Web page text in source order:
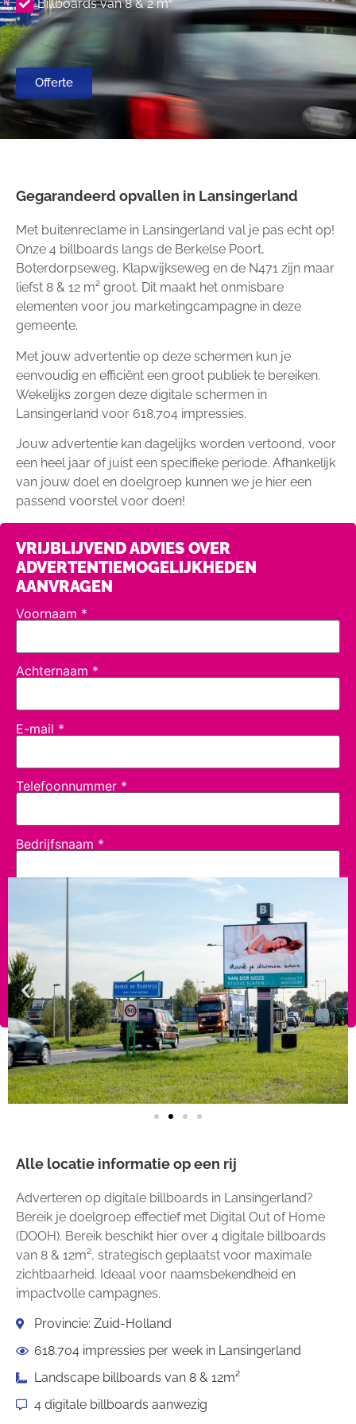
Billboards van 8 & 2 m²
Offerte
Gegarandeerd opvallen in Lansingerland
Met buitenreclame in Lansingerland val je pas echt op!
Onze 4 billboards langs de Berkelse Poort,
Boterdorpseweg, Klapwijkseweg en de N471 zijn maar
liefst 8 & 12 m² groot. Dit maakt het onmisbare
elementen voor jou marketingcampagne in deze
gemeente.
Met jouw advertentie op deze schermen kun je
eenvoudig en efficiënt een groot publiek te bereiken.
Wekelijks zorgen deze digitale schermen in
Lansingerland voor 618.704 impressies.
Jouw advertentie kan dagelijks worden vertoond, voor
een heel jaar of juist een specifieke periode. Afhankelijk
van jouw doel en doelgroep kunnen we je hier een
passend voorstel voor doen!
VRIJBLIJVEND ADVIES OVER
ADVERTENTIEMOGELIJKHEDEN
AANVRAGEN
Voornaam *
Achternaam *
E-mail *
Telefoonnummer *
Bedrijfsnaam *
Alle locatie informatie op een rij
Adverteren op digitale billboards in Lansingerland?
Bereik je doelgroep effectief met Digital Out of Home
(DOOH). Bereik beschikt hier over 4 digitale billboards
van 8 & 12m², strategisch geplaatst voor maximale
zichtbaarheid. Ideaal voor naamsbekendheid en
impactvolle campagnes.
Provincie: Zuid-Holland
618.704 impressies per week in Lansingerland
Landscape billboards van 8 & 12m²
4 digitale billboards aanwezig